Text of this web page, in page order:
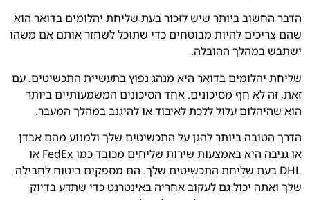
הדבר החשוב ביותר שיש לזכור בעת שליחת יהלומים בדואר הוא
שהם צריכים להיות מבוטחים כדי שתוכל לשחזר אותם אם משהו
ישתבש במהלך ההובלה.
שליחת יהלומים בדואר היא מנהג נפוץ בתעשיית התכשיטים. עם
זאת, זה לא חף מסיכונים. אחד הסיכונים המשמעותיים ביותר
הוא שהיהלום עלול ללכת לאיבוד או להיגנב במהלך המעבר.
הדרך הטובה ביותר להגן על התכשיטים שלך ולמנוע מהם אבדן
או גניבה היא באמצעות שירות שליחים מכובד כמו FedEx או
DHL בעת שליחת התכשיטים שלך. הם מספקים ביטוח לחבילה
שלך ואתה יכול גם לעקוב אחריה באינטרנט כדי שתדע בדיוק